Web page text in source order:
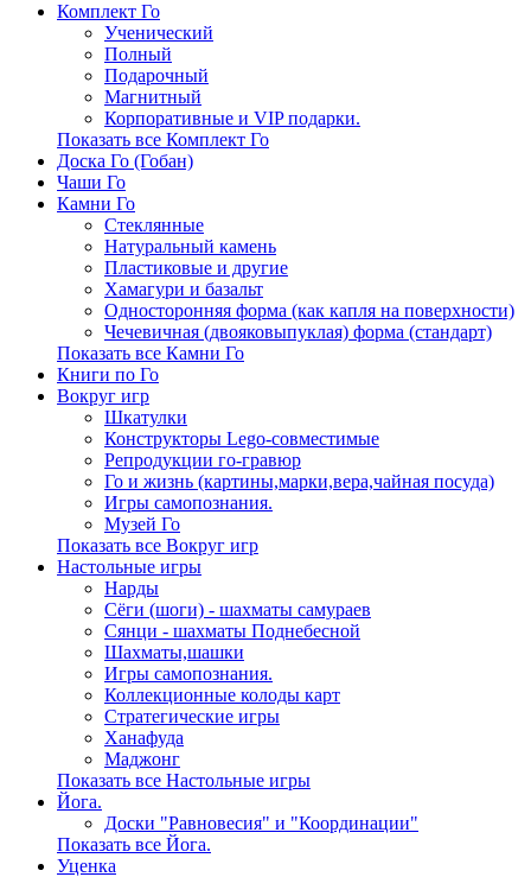
Комплект Го
Ученический
Полный
Подарочный
Магнитный
Корпоративные и VIP подарки.
Показать все Комплект Го
Доска Го (Гобан)
Чаши Го
Камни Го
Стеклянные
Натуральный камень
Пластиковые и другие
Хамагури и базальт
Односторонняя форма (как капля на поверхности)
Чечевичная (двояковыпуклая) форма (стандарт)
Показать все Камни Го
Книги по Го
Вокруг игр
Шкатулки
Конструкторы Lego-совместимые
Репродукции го-гравюр
Го и жизнь (картины,марки,вера,чайная посуда)
Игры самопознания.
Музей Го
Показать все Вокруг игр
Настольные игры
Нарды
Сёги (шоги) - шахматы самураев
Сянци - шахматы Поднебесной
Шахматы,шашки
Игры самопознания.
Коллекционные колоды карт
Стратегические игры
Ханафуда
Маджонг
Показать все Настольные игры
Йога.
Доски "Равновесия" и "Координации"
Показать все Йога.
Уценка